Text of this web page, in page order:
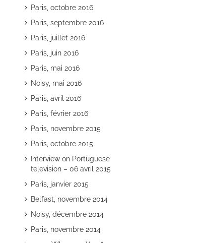
Paris, octobre 2016
Paris, septembre 2016
Paris, juillet 2016
Paris, juin 2016
Paris, mai 2016
Noisy, mai 2016
Paris, avril 2016
Paris, février 2016
Paris, novembre 2015
Paris, octobre 2015
Interview on Portuguese
television – 06 avril 2015
Paris, janvier 2015
Belfast, novembre 2014
Noisy, décembre 2014
Paris, novembre 2014